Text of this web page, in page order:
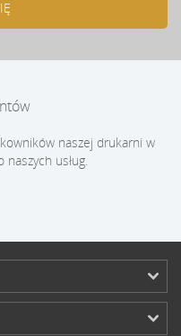
naszej drukarni w
usług.